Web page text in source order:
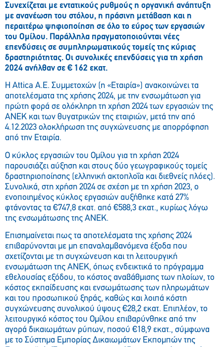
Συνεχίζεται με εντατικούς ρυθμούς η οργανική ανάπτυξη
με ανανέωση του στόλου, η πράσινη μετάβαση και η
περαιτέρω ψηφιοποίηση σε όλο το εύρος των εργασιών
του Ομίλου. Παράλληλα πραγματοποιούνται νέες
επενδύσεις σε συμπληρωματικούς τομείς της κύριας
δραστηριότητας. Οι συνολικές επενδύσεις για τη χρήση
2024 ανήλθαν σε € 162 εκατ.
Η Attica Α.Ε. Συμμετοχών (η «Εταιρία») ανακοινώνει τα
αποτελέσματα της χρήσης 2024, με την ενσωμάτωση για
πρώτη φορά σε ολόκληρη τη χρήση 2024 των εργασιών της
ΑΝΕΚ και των θυγατρικών της εταιριών, μετά την από
4.12.2023 ολοκλήρωση της συγχώνευσης με απορρόφηση
από την Εταιρία.
Ο κύκλος εργασιών του Ομίλου για τη χρήση 2024
παρουσιάζει αύξηση και στους δύο γεωγραφικούς τομείς
δραστηριοποίησης (ελληνική ακτοπλοΐα και διεθνείς πλόες).
Συνολικά, στη χρήση 2024 σε σχέση με τη χρήση 2023, ο
ενοποιημένος κύκλος εργασιών αυξήθηκε κατά 27%
φτάνοντας τα €747,8 εκατ. από €588,3 εκατ., κυρίως λόγω
της ενσωμάτωσης της ΑΝΕΚ.
Επισημαίνεται πως τα αποτελέσματα της χρήσης 2024
επιβαρύνονται με μη επαναλαμβανόμενα έξοδα που
σχετίζονται με τη συγχώνευση και τη λειτουργική
ενσωμάτωση της ΑΝΕΚ, όπως ενδεικτικά το πρόγραμμα
εθελουσίας εξόδου, το κόστος αναβάθμισης των πλοίων, το
κόστος εκπαίδευσης και ενσωμάτωσης των πληρωμάτων
και του προσωπικού ξηράς, καθώς και λοιπά κόστη
συγχώνευσης συνολικού ύψους €28,2 εκατ. Επιπλέον, το
λειτουργικό κόστος του Ομίλου επιβαρύνθηκε από την
αγορά δικαιωμάτων ρύπων, ποσού €18,9 εκατ., σύμφωνα
με το Σύστημα Εμπορίας Δικαιωμάτων Εκπομπών της